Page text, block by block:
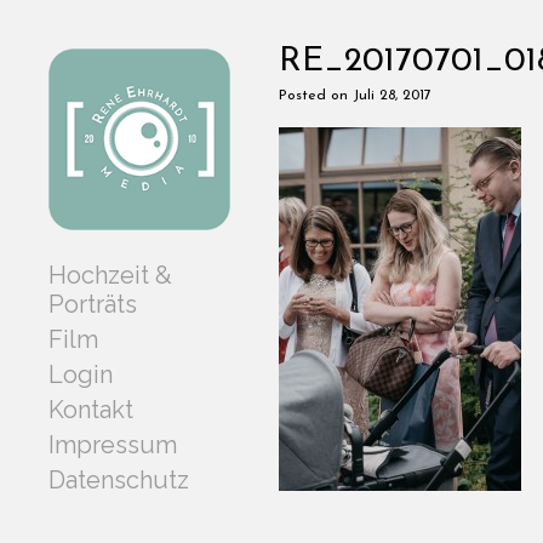
Hochzeit &
Porträts
Film
Login
Kontakt
Impressum
Datenschutz
Posted on Juli 28, 2017